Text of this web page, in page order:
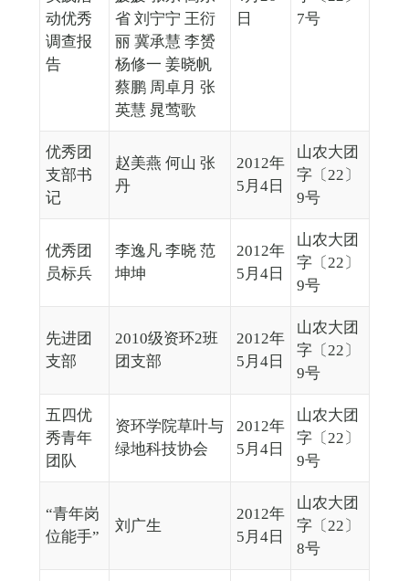
动优秀
调查报
告
省 刘宁宁 王衍
丽 冀承慧 李赟
杨修一 姜晓帆
蔡鹏 周卓月 张
英慧 晁莺歌
日
7号
优秀团
支部书
记
赵美燕 何山 张
丹
2012年
5月4日
山农大团
字〔22〕
9号
优秀团
员标兵
李逸凡 李晓 范
坤坤
2012年
5月4日
山农大团
字〔22〕
9号
先进团
支部
2010级资环2班
团支部
2012年
5月4日
山农大团
字〔22〕
9号
五四优
秀青年
团队
资环学院草叶与
绿地科技协会
2012年
5月4日
山农大团
字〔22〕
9号
“青年岗
位能手”
刘广生
2012年
5月4日
山农大团
字〔22〕
8号